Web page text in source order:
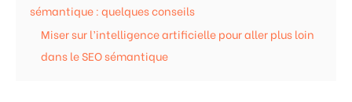
sémantique : quelques conseils
Miser sur l’intelligence artificielle pour aller plus loin
dans le SEO sémantique